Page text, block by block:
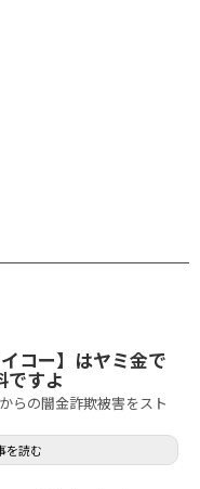
コー】はヤミ金で
ですよ
らの闇金詐欺被害をスト
を読む